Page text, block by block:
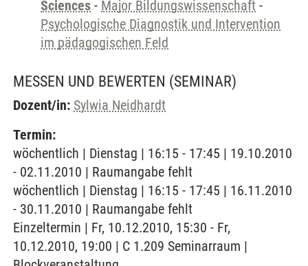
Sciences - Major Bildungswissenschaft -
Psychologische Diagnostik und Intervention
im pädagogischen Feld
MESSEN UND BEWERTEN (SEMINAR)
Dozent/in: Sylwia Neidhardt
Termin:
wöchentlich | Dienstag | 16:15 - 17:45 | 19.10.2010
- 02.11.2010 | Raumangabe fehlt
wöchentlich | Dienstag | 16:15 - 17:45 | 16.11.2010
- 30.11.2010 | Raumangabe fehlt
Einzeltermin | Fr, 10.12.2010, 15:30 - Fr,
10.12.2010, 19:00 | C 1.209 Seminarraum |